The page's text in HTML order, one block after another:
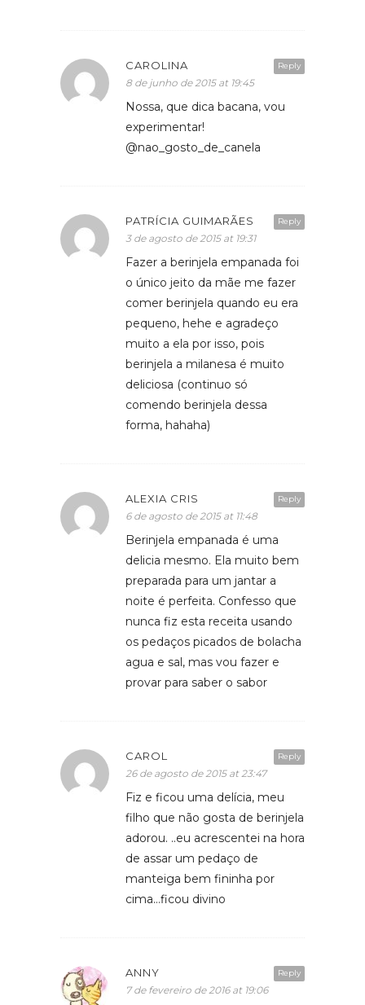
Reply
CAROLINA
8 de junho de 2015 at 19:45
Nossa, que dica bacana, vou
experimentar!
@nao_gosto_de_canela
Reply
PATRÍCIA GUIMARÃES
3 de agosto de 2015 at 19:31
Fazer a berinjela empanada foi
o único jeito da mãe me fazer
comer berinjela quando eu era
pequeno, hehe e agradeço
muito a ela por isso, pois
berinjela a milanesa é muito
deliciosa (continuo só
comendo berinjela dessa
forma, hahaha)
Reply
ALEXIA CRIS
6 de agosto de 2015 at 11:48
Berinjela empanada é uma
delicia mesmo. Ela muito bem
preparada para um jantar a
noite é perfeita. Confesso que
nunca fiz esta receita usando
os pedaços picados de bolacha
agua e sal, mas vou fazer e
provar para saber o sabor
Reply
CAROL
26 de agosto de 2015 at 23:47
Fiz e ficou uma delícia, meu
filho que não gosta de berinjela
adorou. ..eu acrescentei na hora
de assar um pedaço de
manteiga bem fininha por
cima…ficou divino
Reply
ANNY
7 de fevereiro de 2016 at 19:06